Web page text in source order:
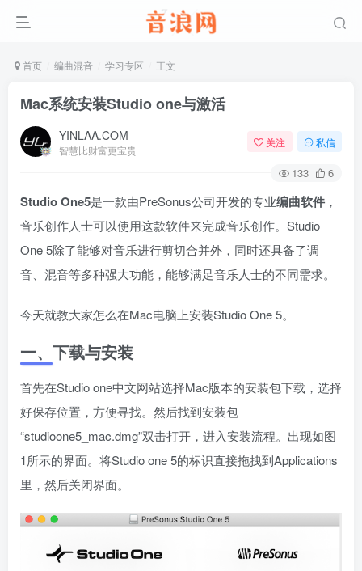
首页 编曲混音 学习专区 正文
Mac系统安装Studio one与激活
YINLAA.COM
智慧比财富更宝贵
关注 私信
133 6
Studio One5是一款由PreSonus公司开发的专业编曲软件 ，
音乐创作人士可以使用这款软件来完成音乐创作。Studio
One 5除了能够对音乐进行剪切合并外，同时还具备了调
音、混音等多种强大功能，能够满足音乐人士的不同需求。
今天就教大家怎么在Mac电脑上安装Studio One 5。
一、下载与安装
首先在Studio one中文网站选择Mac版本的安装包下载，选择
好保存位置，方便寻找。然后找到安装包
“studioone5_mac.dmg”双击打开，进入安装流程。出现如图
1所示的界面。将Studio one 5的标识直接拖拽到Applications
里，然后关闭界面。